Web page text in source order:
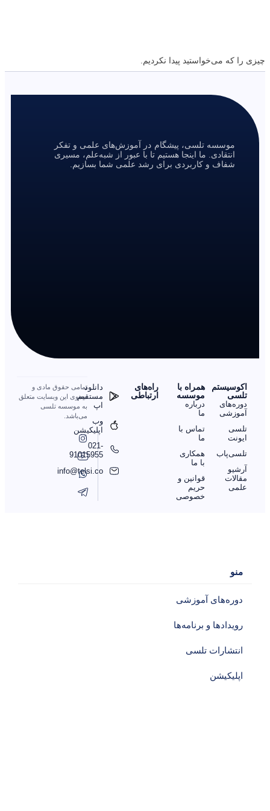
چیزی را که می‌خواستید پیدا نکردیم.
موسسه تلسی، پیشگام در آموزش‌های علمی و تفکر
انتقادی. ما اینجا هستیم تا با عبور از شبه‌علم، مسیری
شفاف و کاربردی برای رشد علمی شما بسازیم.
اکوسیستم
تلسی
دوره‌های
آموزشی
تلسی
ایونت
تلسی‌پاب
آرشیو
مقالات
علمی
همراه با
موسسه
درباره
ما
تماس با
ما
همکاری
با ما
قوانین و
حریم
خصوصی
را‌ه‌های
ارتباطی
دانلود
مستقیم
اپ
وب
اپلیکیشن
021-
91015955
info@telsi.co
تمامی حقوق مادی و
معنوی این وبسایت متعلق
به موسسه تلسی
می‌باشد.
منو
دوره‌های آموزشی‌
رویدادها و برنامه‌ها
انتشارات تلسی
اپلیکیشن